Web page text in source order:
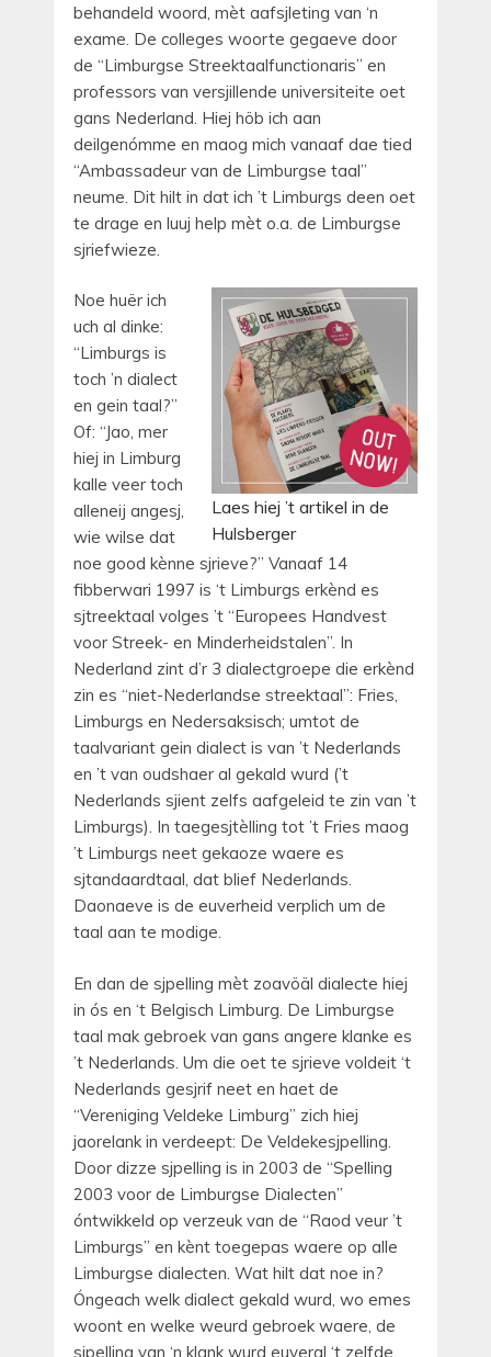
behandeld woord, mèt aafsjleting van ‘n
exame. De colleges woorte gegaeve door
de “Limburgse Streektaalfunctionaris” en
professors van versjillende universiteite oet
gans Nederland. Hiej höb ich aan
deilgenómme en maog mich vanaaf dae tied
“Ambassadeur van de Limburgse taal”
neume. Dit hilt in dat ich ’t Limburgs deen oet
te drage en luuj help mèt o.a. de Limburgse
sjriefwieze.
Laes hiej ’t artikel in de
Hulsberger
Noe huër ich
uch al dinke:
“Limburgs is
toch ’n dialect
en gein taal?”
Of: “Jao, mer
hiej in Limburg
kalle veer toch
alleneij angesj,
wie wilse dat
noe good kènne sjrieve?” Vanaaf 14
fibberwari 1997 is ‘t Limburgs erkènd es
sjtreektaal volges ’t “Europees Handvest
voor Streek- en Minderheidstalen”. In
Nederland zint d’r 3 dialectgroepe die erkènd
zin es “niet-Nederlandse streektaal”: Fries,
Limburgs en Nedersaksisch; umtot de
taalvariant gein dialect is van ’t Nederlands
en ’t van oudshaer al gekald wurd (’t
Nederlands sjient zelfs aafgeleid te zin van ’t
Limburgs). In taegesjtèlling tot ’t Fries maog
’t Limburgs neet gekaoze waere es
sjtandaardtaal, dat blief Nederlands.
Daonaeve is de euverheid verplich um de
taal aan te modige.
En dan de sjpelling mèt zoavöäl dialecte hiej
in ós en ‘t Belgisch Limburg. De Limburgse
taal mak gebroek van gans angere klanke es
’t Nederlands. Um die oet te sjrieve voldeit ‘t
Nederlands gesjrif neet en haet de
“Vereniging Veldeke Limburg” zich hiej
jaorelank in verdeept: De Veldekesjpelling.
Door dizze sjpelling is in 2003 de “Spelling
2003 voor de Limburgse Dialecten”
óntwikkeld op verzeuk van de “Raod veur ’t
Limburgs” en kènt toegepas waere op alle
Limburgse dialecten. Wat hilt dat noe in?
Óngeach welk dialect gekald wurd, wo emes
woont en welke weurd gebroek waere, de
sjpelling van ‘n klank wurd euveral ‘t zelfde